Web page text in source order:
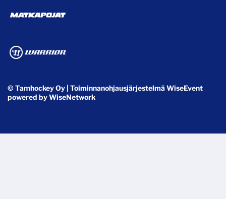
© Tamhockey Oy | ToiminnanohjausjärjestelmäWiseEvent
powered byWiseNetwork